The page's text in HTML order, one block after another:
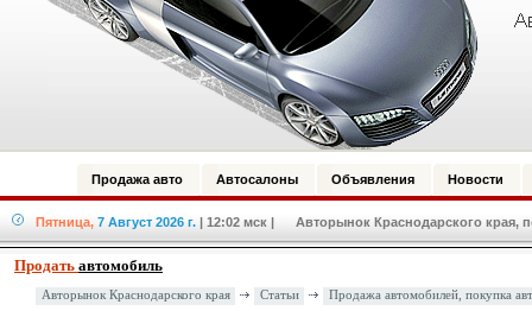
Продажа авто Автосалоны Объявления Новости
Пятница, 7 Август 2026 г. | 12:02 мск | Авторынок Краснодарского края,
Продать автомобиль
Авторынок Краснодарского края Статьи Продажа автомобилей, покупка